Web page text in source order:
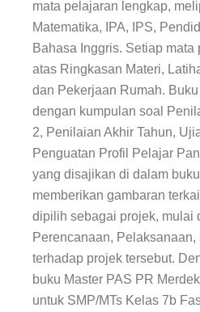
mata pelajaran lengkap,
Matematika, IPA, IPS,
Bahasa Inggris. Setiap mata
atas Ringkasan Materi,
dan Pekerjaan Rumah.
dengan kumpulan soal
2, Penilaian Akhir Tahun,
Penguatan Profil Pelajar
yang disajikan di dalam
memberikan gambaran
dipilih sebagai projek, mulai
Perencanaan,
terhadap projek tersebut.
buku Master PAS PR
untuk SMP/MTs Kelas 7b